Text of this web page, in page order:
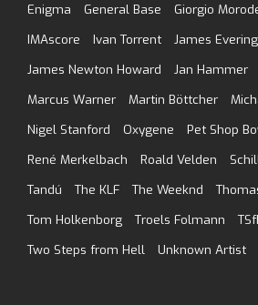
Enigma
General Base Giorgio
IMAscore
Ivan Torrent
James
James Newton Howard
Jan Hammer
Marcus Warner
Martin Böttcher
Nigel Stanford
Oxygene
Pet Shop
René Merkelbach
Roald Velden
Tandú
The KLF The Weeknd
Tom Holkenborg
Troels Folmann
Two Steps from Hell
Unknown Artist